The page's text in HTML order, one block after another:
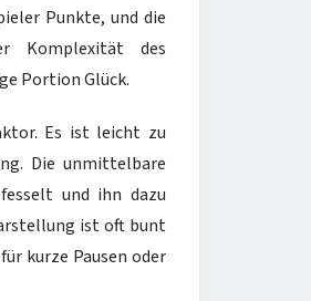
Punkte, und die
Komplexität des
Portion Glück.
Es ist leicht zu
Die unmittelbare
und ihn dazu
ist oft bunt
kurze Pausen oder